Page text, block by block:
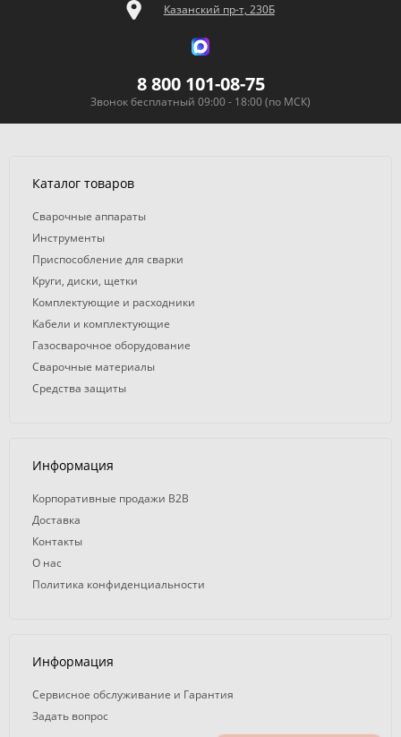
Казанский пр-т, 230Б
8 800 101-08-75
Звонок бесплатный 09:00 - 18:00 (по МСК)
Каталог товаров
Сварочные аппараты
Инструменты
Приспособление для сварки
Круги, диски, щетки
Комплектующие и расходники
Кабели и комплектующие
Газосварочное оборудование
Сварочные материалы
Средства защиты
Информация
Корпоративные продажи B2B
Доставка
Контакты
О нас
Политика конфиденциальности
Информация
Сервисное обслуживание и Гарантия
Задать вопрос